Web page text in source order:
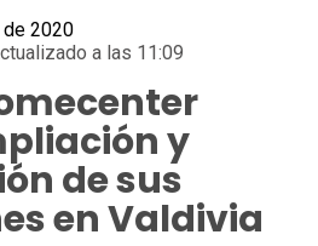
2020
a las 11:09
y
de sus
en Valdivia